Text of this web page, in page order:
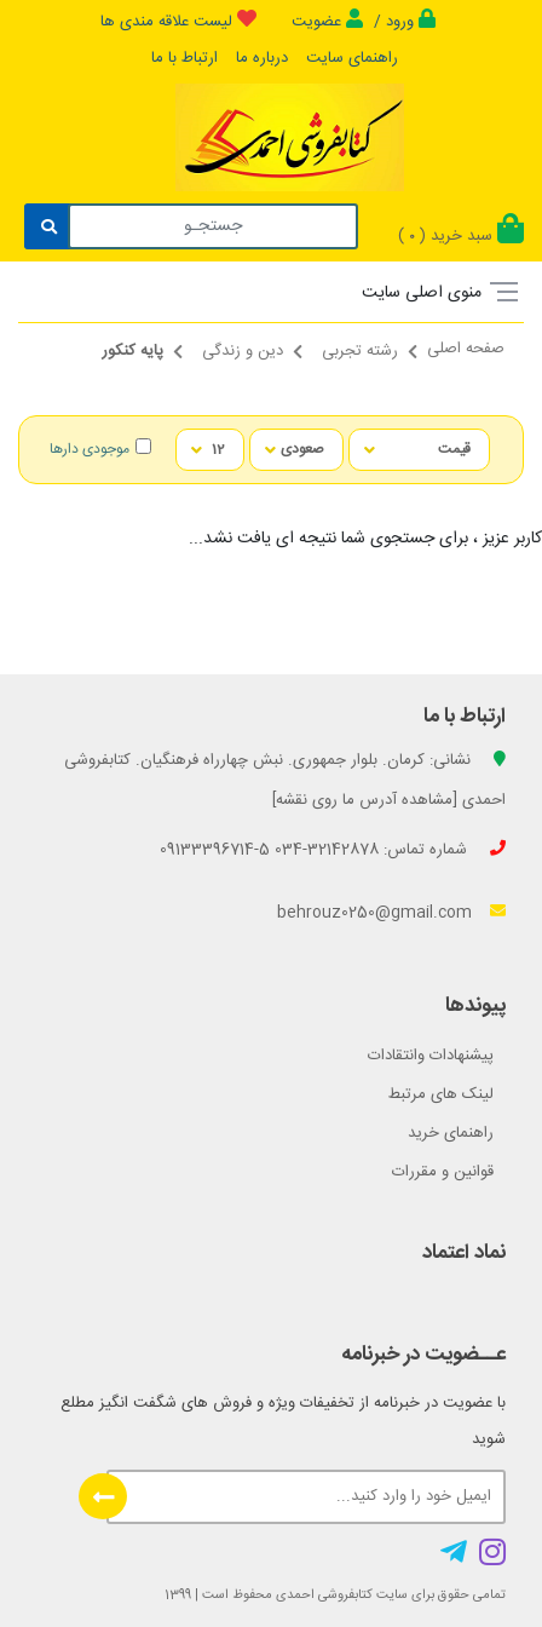
ورود / عضویت
لیست علاقه مندی ها
راهنمای سایت
درباره ما ارتباط با ما
سبد خرید ( 0
)
منوی اصلی سایت
صفحه اصلی رشته تجربی دین و زندگی پایه کنکور
موجودی دارها
کاربر عزیز ، برای جستجوی شما نتیجه ای یافت نشد...
ارتباط با ما
نشانی: کرمان. بلوار جمهوری. نبش چهارراه فرهنگیان. کتابفروشی
احمدی [مشاهده آدرس ما روی نقشه]
شماره تماس: 32142878-034 5-09133396714
behrouz0250@gmail.com
پیوندها
پیشنهادات وانتقادات
لینک های مرتبط
راهنمای خرید
قوانین و مقررات
نماد اعتماد
عــضویت در خبرنامه
با عضویت در خبرنامه از تخفیفات ویژه و فروش های شگفت انگیز مطلع
شوید
تمامی حقوق برای سایت کتابفروشی احمدی محفوظ است | 1399